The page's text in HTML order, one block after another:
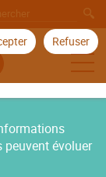
Refuser
évoluer